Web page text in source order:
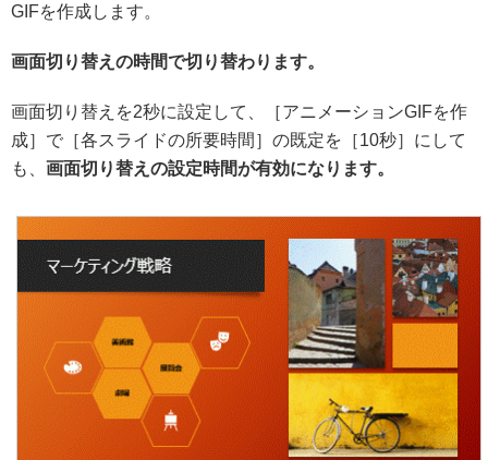
GIFを作成します。
画面切り替えの時間で切り替わります。
画面切り替えを2秒に設定して、［アニメーションGIFを作
成］で［各スライドの所要時間］の既定を［10秒］にして
も、 画面切り替えの設定時間が有効になります。